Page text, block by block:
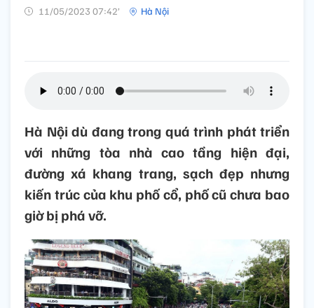
11/05/2023 07:42’ Hà Nội
Hà Nội dù đang trong quá trình phát triển
với những tòa nhà cao tầng hiện đại,
đường xá khang trang, sạch đẹp nhưng
kiến trúc của khu phố cổ, phố cũ chưa bao
giờ bị phá vỡ.